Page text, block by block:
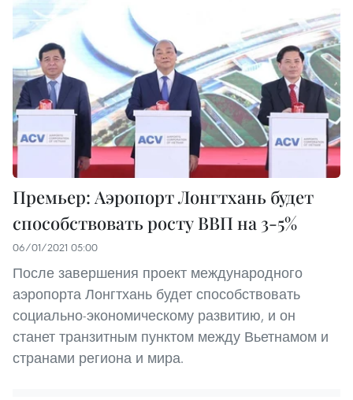
Премьер: Аэропорт Лонгтхань будет
способствовать росту ВВП на 3-5%
06/01/2021 05:00
После завершения проект международного
аэропорта Лонгтхань будет способствовать
социально-экономическому развитию, и он
станет транзитным пунктом между Вьетнамом и
странами региона и мира.